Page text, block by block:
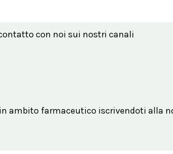
con noi sui nostri canali
ambito farmaceutico iscrivendoti alla